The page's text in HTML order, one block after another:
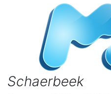
Schaerbeek